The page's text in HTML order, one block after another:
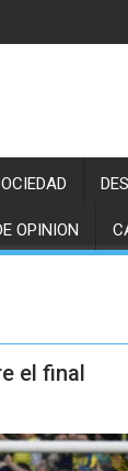
OPINION
el final